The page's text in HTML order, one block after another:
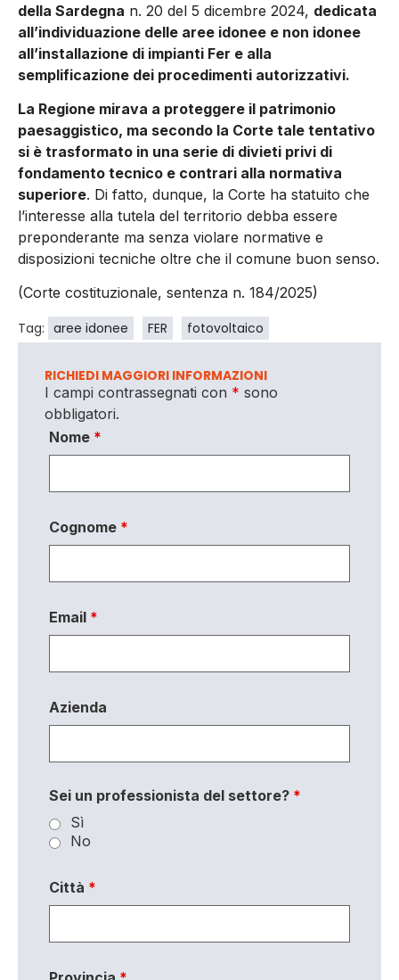
della Sardegna n. 20 del 5 dicembre 2024, dedicata
all’individuazione delle aree idonee e non idonee
all’installazione di impianti Fer e alla
semplificazione dei procedimenti autorizzativi.
La Regione mirava a proteggere il patrimonio
paesaggistico, ma secondo la Corte tale tentativo
si è trasformato in una serie di divieti privi di
fondamento tecnico e contrari alla normativa
superiore. Di fatto, dunque, la Corte ha statuito che
l’interesse alla tutela del territorio debba essere
preponderante ma senza violare normative e
disposizioni tecniche oltre che il comune buon senso.
(Corte costituzionale, sentenza n. 184/2025)
Tag: aree idonee FER fotovoltaico
RICHIEDI MAGGIORI INFORMAZIONI
I campi contrassegnati con * sono
obbligatori.
Nome *
Cognome *
Email *
Azienda
Sei un professionista del settore? *
Sì
No
Città *